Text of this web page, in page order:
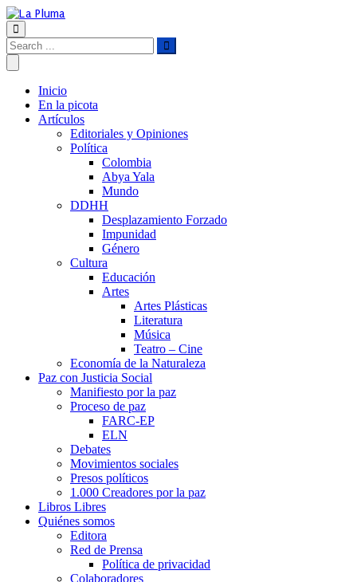
Inicio
En la picota
Artículos
Editoriales y Opiniones
Política
Colombia
Abya Yala
Mundo
DDHH
Desplazamiento Forzado
Impunidad
Género
Cultura
Educación
Artes
Artes Plásticas
Literatura
Música
Teatro – Cine
Economía de la Naturaleza
Paz con Justicia Social
Manifiesto por la paz
Proceso de paz
FARC-EP
ELN
Debates
Movimientos sociales
Presos políticos
1.000 Creadores por la paz
Libros Libres
Quiénes somos
Editora
Red de Prensa
Política de privacidad
Colaboradores